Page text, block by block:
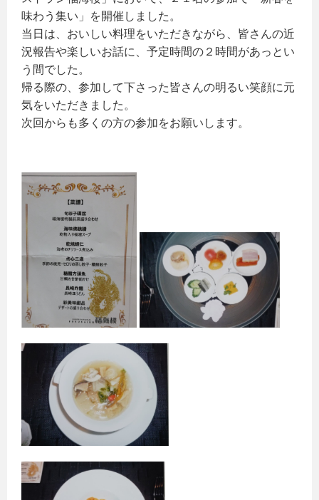
味わう集い」を開催しました。
当日は、おいしい料理をいただきながら、皆さんの近
況報告や楽しいお話に、予定時間の２時間があっとい
う間でした。
帰る際の、参加して下さった皆さんの明るい笑顔に元
気をいただきました。
次回からも多くの方の参加をお願いします。